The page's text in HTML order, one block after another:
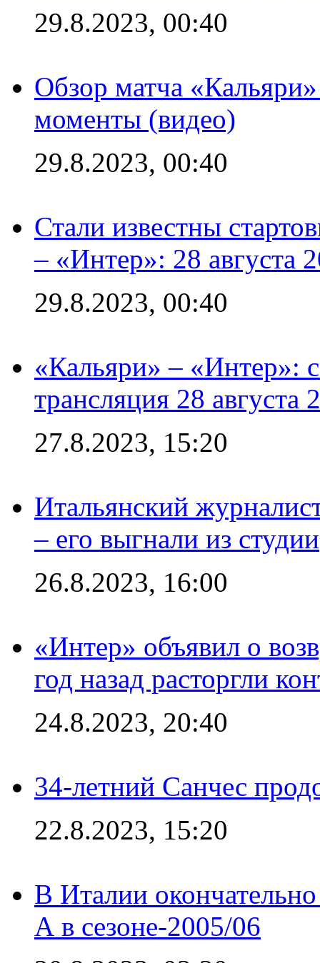
29.8.2023, 00:40
Обзор матча
моменты (видео)
29.8.2023, 00:40
Стали известны
– «Интер»: 28 августа
29.8.2023, 00:40
«Кальяри» – «Интер»:
трансляция 28 августа
27.8.2023, 15:20
Итальянский
– его выгнали из студии
26.8.2023, 16:00
«Интер» объявил о
год назад расторгли
24.8.2023, 20:40
34-летний Санчес
22.8.2023, 15:20
В Италии
А в сезоне-2005/06